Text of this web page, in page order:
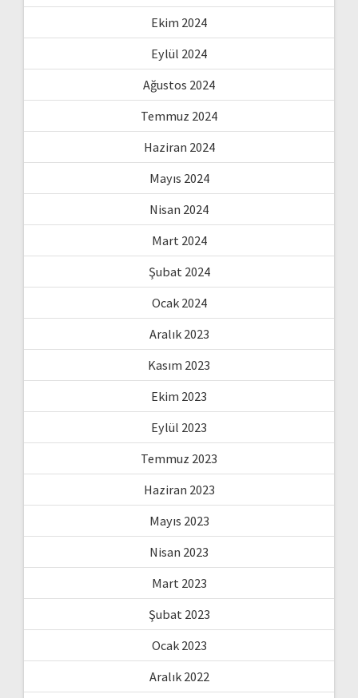
Ekim 2024
Eylül 2024
Ağustos 2024
Temmuz 2024
Haziran 2024
Mayıs 2024
Nisan 2024
Mart 2024
Şubat 2024
Ocak 2024
Aralık 2023
Kasım 2023
Ekim 2023
Eylül 2023
Temmuz 2023
Haziran 2023
Mayıs 2023
Nisan 2023
Mart 2023
Şubat 2023
Ocak 2023
Aralık 2022